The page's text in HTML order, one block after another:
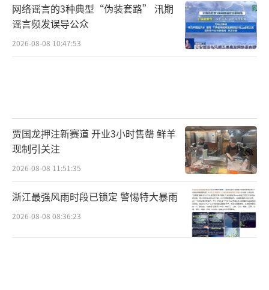
网络谣言的3种典型“伪装套路” 汛期
谣言频发误导公众
2026-08-08 10:47:53
贾国龙押注新赛道 开业3小时售罄 鲜羊
现制引关注
2026-08-08 11:51:35
浙江最强风雨时段已锁定 警惕特大暴雨
2026-08-08 08:36:23